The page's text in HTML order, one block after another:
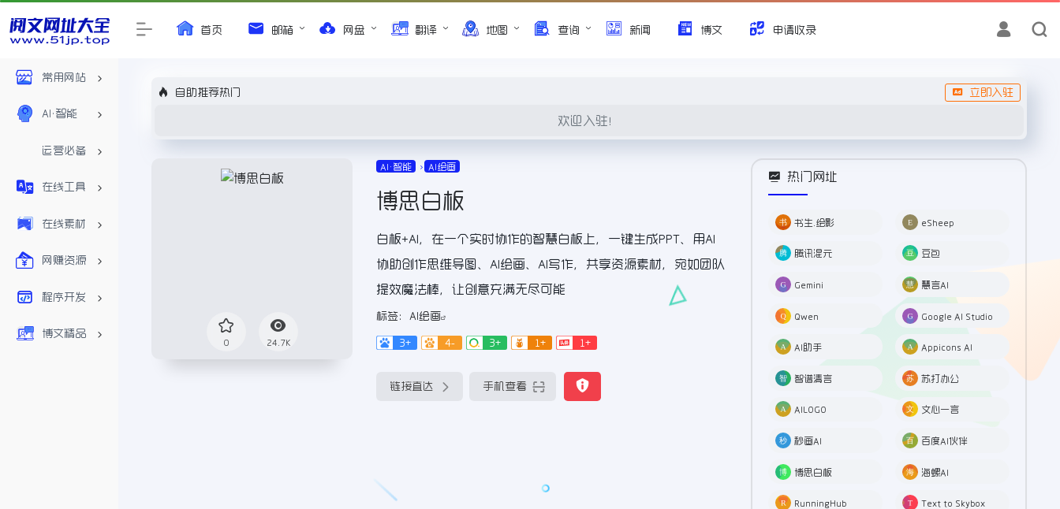
常用网站
AI•智能
运营必备
在线工具
在线素材
网赚资源
程序开发
博文精品
首页 邮箱 网盘 翻译 地图 查询 新闻 博文 申请收录
自助推荐热门 立即入驻
欢迎入驻！
0 24.7K
AI•智能 AI绘画
博思白板
白板+AI，在一个实时协作的智慧白板上，一键生成PPT、用AI
协助创作思维导图、AI绘画、AI写作，共享资源素材，宛如团队
提效魔法棒，让创意充满无尽可能
标签： AI绘画
3+ 4- 3+ 1+ 1+
链接直达 手机查看
热门网址
书生.绘影 eSheep
腾讯混元 豆包
Gemini 慧言AI
Qwen Google AI Studio
AI助手 Appicons AI
智谱清言 苏打办公
AILOGO 文心一言
秒画AI 百度AI伙伴
博思白板 海螺AI
RunningHub Text to Skybox